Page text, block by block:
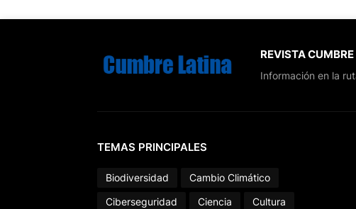
REVISTA
Información en la
TEMAS PRINCIPALES
Biodiversidad
Cambio Climático
Ciberseguridad
Ciencia
Cultura